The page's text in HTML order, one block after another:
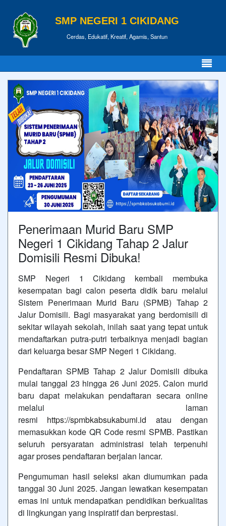
SMP NEGERI 1 CIKIDANG
Cerdas, Edukatif, Kreatif, Agamis, Santun
Penerimaan Murid Baru SMP
Negeri 1 Cikidang Tahap 2 Jalur
Domisili Resmi Dibuka!
SMP Negeri 1 Cikidang kembali membuka
kesempatan bagi calon peserta didik baru melalui
Sistem Penerimaan Murid Baru (SPMB) Tahap 2
Jalur Domisili. Bagi masyarakat yang berdomisili di
sekitar wilayah sekolah, inilah saat yang tepat untuk
mendaftarkan putra-putri terbaiknya menjadi bagian
dari keluarga besar SMP Negeri 1 Cikidang.
Pendaftaran SPMB Tahap 2 Jalur Domisili dibuka
mulai tanggal 23 hingga 26 Juni 2025. Calon murid
baru dapat melakukan pendaftaran secara online
melalui laman
resmi https://spmbkabsukabumi.id atau dengan
memasukkan kode QR Code resmi SPMB. Pastikan
seluruh persyaratan administrasi telah terpenuhi
agar proses pendaftaran berjalan lancar.
Pengumuman hasil seleksi akan diumumkan pada
tanggal 30 Juni 2025. Jangan lewatkan kesempatan
emas ini untuk mendapatkan pendidikan berkualitas
di lingkungan yang inspiratif dan berprestasi.